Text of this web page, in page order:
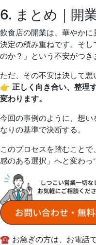
6. まとめ｜開
飲食店の開業は、華やか
決定の積み重ねです。そ
のか？」という不安がつき
ただ、その不安は決して悪
👉 正しく向き合い、整理
変わります。
今回の事例のように、想
なりの基準で決断する。
このプロセスを踏むこと
感のある選択」へと変わっ
☎️ お急ぎの方は、お電話